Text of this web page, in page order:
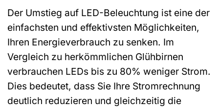
Der Umstieg auf LED-Beleuchtung ist eine der
einfachsten und effektivsten Möglichkeiten,
Ihren Energieverbrauch zu senken. Im
Vergleich zu herkömmlichen Glühbirnen
verbrauchen LEDs bis zu 80% weniger Strom.
Dies bedeutet, dass Sie Ihre Stromrechnung
deutlich reduzieren und gleichzeitig die